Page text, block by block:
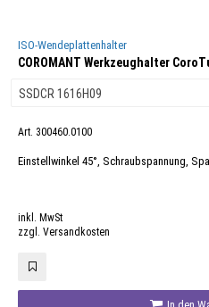
ISO-Wendeplattenhalter
COROMANT Werkzeughalter
Art. 300460.0100
Einstellwinkel 45°, Schraubspannung,
inkl. MwSt
zzgl. Versandkosten